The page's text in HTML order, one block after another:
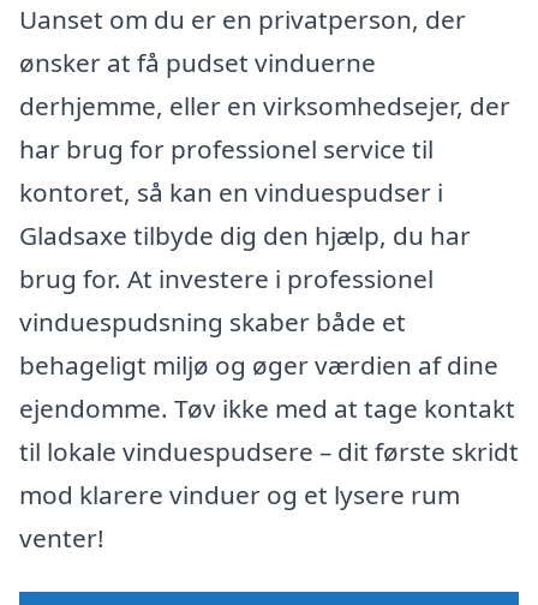
Uanset om du er en privatperson, der
ønsker at få pudset vinduerne
derhjemme, eller en virksomhedsejer, der
har brug for professionel service til
kontoret, så kan en vinduespudser i
Gladsaxe tilbyde dig den hjælp, du har
brug for. At investere i professionel
vinduespudsning skaber både et
behageligt miljø og øger værdien af dine
ejendomme. Tøv ikke med at tage kontakt
til lokale vinduespudsere – dit første skridt
mod klarere vinduer og et lysere rum
venter!